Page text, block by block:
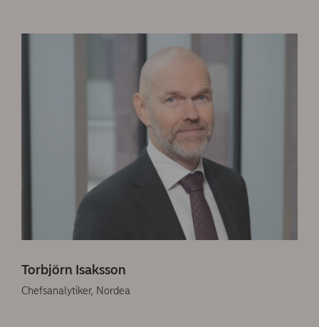
Torbjörn Isaksson
Chefsanalytiker, Nordea